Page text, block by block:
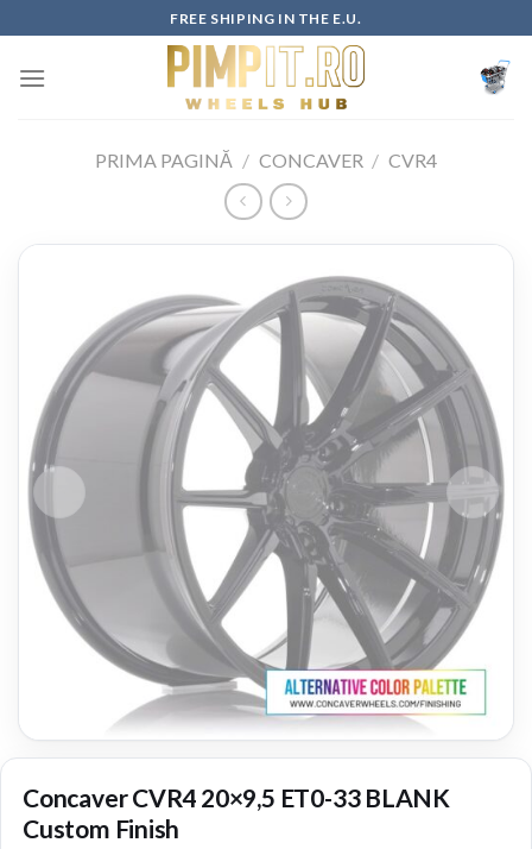
to
content
FREE SHIPING IN THE E.U.
PRIMA PAGINĂ / CONCAVER / CVR4
Concaver CVR4 20×9,5 ET0-33 BLANK
Custom Finish